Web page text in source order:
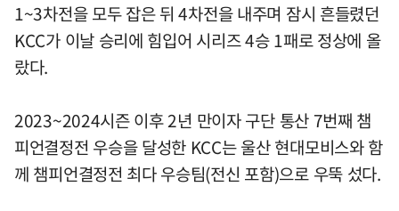
1~3차전을 모두 잡은 뒤 4차전을 내주며 잠시 흔들렸던
KCC가 이날 승리에 힘입어 시리즈 4승 1패로 정상에 올
랐다.
2023~2024시즌 이후 2년 만이자 구단 통산 7번째 챔
피언결정전 우승을 달성한 KCC는 울산 현대모비스와 함
께 챔피언결정전 최다 우승팀(전신 포함)으로 우뚝 섰다.